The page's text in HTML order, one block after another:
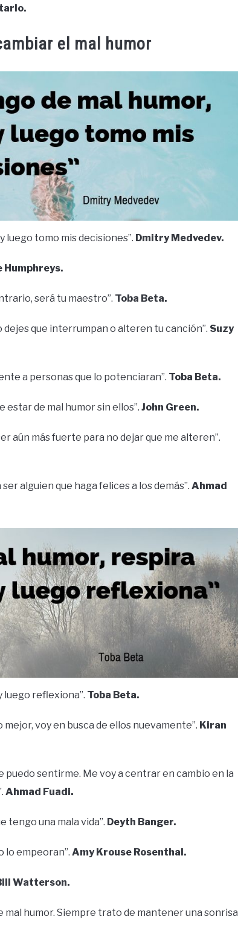
el mal humor
luego tomo mis decisiones”. Dmitry Medvedev.
Humphreys.
será tu maestro”. Toba Beta.
dejes que interrumpan o alteren tu canción”. Suzy
a personas que lo potenciaran”. Toba Beta.
estar de mal humor sin ellos”. John Green.
aún más fuerte para no dejar que me alteren”.
alguien que haga felices a los demás”. Ahmad
luego reflexiona”. Toba Beta.
voy en busca de ellos nuevamente”. Kiran
sentirme. Me voy a centrar en cambio en la
Ahmad Fuadi.
tengo una mala vida”. Deyth Banger.
lo empeoran”. Amy Krouse Rosenthal.
Watterson.
mal humor. Siempre trato de mantener una sonrisa